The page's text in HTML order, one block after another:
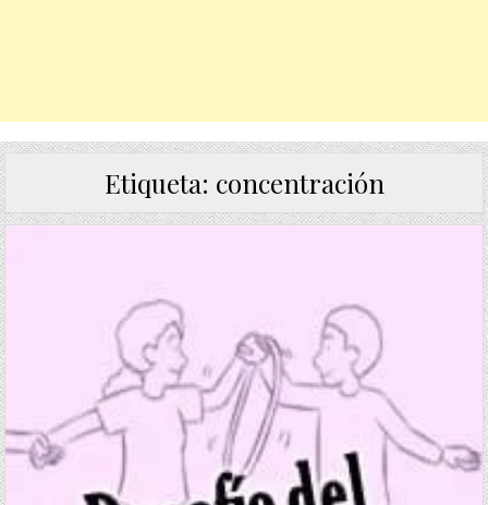
Etiqueta: concentración